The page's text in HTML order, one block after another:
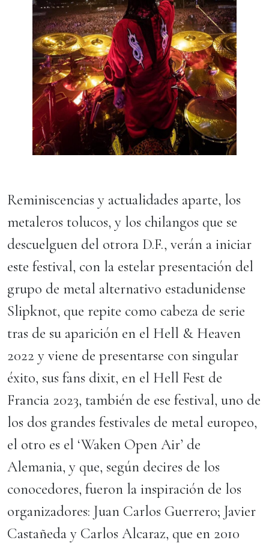
Reminiscencias y actualidades aparte, los
metaleros tolucos, y los chilangos que se
descuelguen del otrora D.F., verán a iniciar
este festival, con la estelar presentación del
grupo de metal alternativo estadunidense
Slipknot, que repite como cabeza de serie
tras de su aparición en el Hell & Heaven
2022 y viene de presentarse con singular
éxito, sus fans dixit, en el Hell Fest de
Francia 2023, también de ese festival, uno de
los dos grandes festivales de metal europeo,
el otro es el ‘Waken Open Air’ de
Alemania, y que, según decires de los
conocedores, fueron la inspiración de los
organizadores: Juan Carlos Guerrero; Javier
Castañeda y Carlos Alcaraz, que en 2010